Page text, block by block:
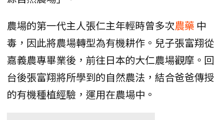
農場的第一代主人張仁主年輕時曾多次農藥 中
毒，因此將農場轉型為有機耕作。兒子張富翔從
嘉義農專畢業後，前往日本的大仁農場觀摩。回
台後張富翔將所學到的自然農法，結合爸爸傳授
的有機種植經驗，運用在農場中。